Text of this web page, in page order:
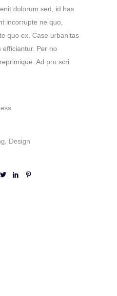
dolorum sed, id has
incorrupte ne quo,
quo ex. Case urbanitas
efficiantur. Per no
Ad pro scri
Design